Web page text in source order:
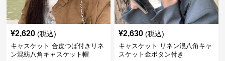
¥2,620 (税込)
キャスケット 合皮つば付きリネ
ン混紡八角キャスケット帽
¥2,630 (税込)
キャスケット リネン混八角キャ
スケット金ボタン付き